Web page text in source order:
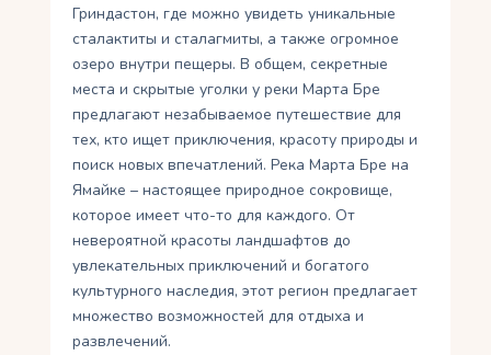
Гриндастон, где можно увидеть уникальные
сталактиты и сталагмиты, а также огромное
озеро внутри пещеры. В общем, секретные
места и скрытые уголки у реки Марта Бре
предлагают незабываемое путешествие для
тех, кто ищет приключения, красоту природы и
поиск новых впечатлений. Река Марта Бре на
Ямайке – настоящее природное сокровище,
которое имеет что-то для каждого. От
невероятной красоты ландшафтов до
увлекательных приключений и богатого
культурного наследия, этот регион предлагает
множество возможностей для отдыха и
развлечений.